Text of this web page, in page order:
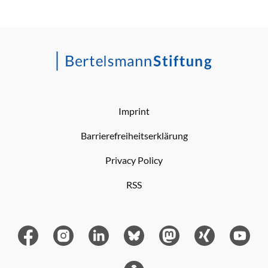
Imprint
Barrierefreiheitserklärung
Privacy Policy
RSS